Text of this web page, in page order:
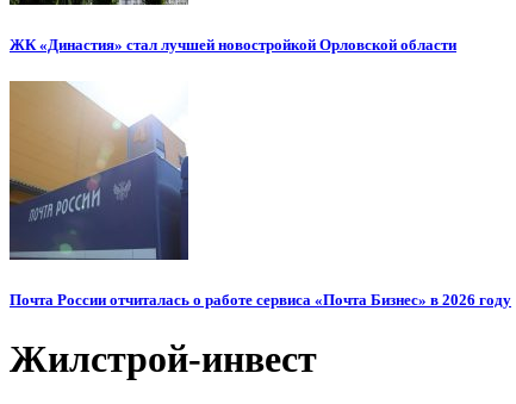
ЖК «Династия» стал лучшей новостройкой Орловской области
Почта России отчиталась о работе сервиса «Почта Бизнес» в 2026 году
Жилстрой-инвест